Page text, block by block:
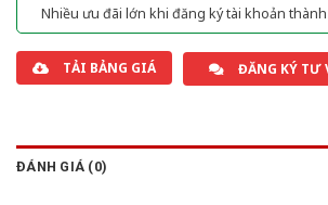
Nhiều ưu đãi lớn khi đăng ký tài khoản
TẢI BẢNG GIÁ ĐĂNG KÝ TƯ
ĐÁNH GIÁ (0)